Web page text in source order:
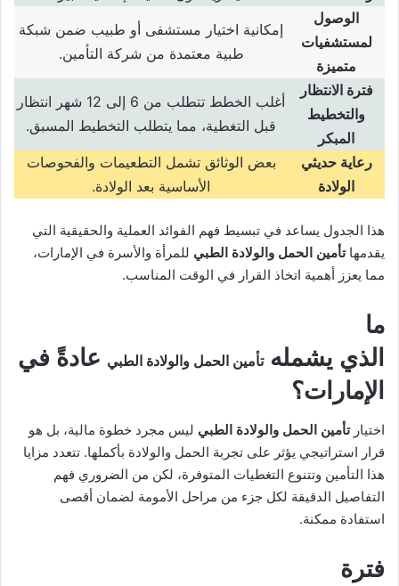
الوصول
لمستشفيات
متميزة
إمكانية اختيار مستشفى أو طبيب ضمن شبكة
طبية معتمدة من شركة التأمين.
فترة الانتظار
والتخطيط
المبكر
أغلب الخطط تتطلب من 6 إلى 12 شهر انتظار
قبل التغطية، مما يتطلب التخطيط المسبق.
رعاية حديثي
الولادة
بعض الوثائق تشمل التطعيمات والفحوصات
الأساسية بعد الولادة.
هذا الجدول يساعد في تبسيط فهم الفوائد العملية والحقيقية التي
يقدمهاتأمين الحمل والولادة الطبي للمرأة والأسرة في الإمارات،
مما يعزز أهمية اتخاذ القرار في الوقت المناسب.
ما
الذي يشملهتأمين الحمل والولادة الطبي عادةً في
الإمارات؟
اختيارتأمين الحمل والولادة الطبي ليس مجرد خطوة مالية، بل هو
قرار استراتيجي يؤثر على تجربة الحمل والولادة بأكملها. تتعدد مزايا
هذا التأمين وتتنوع التغطيات المتوفرة، لكن من الضروري فهم
التفاصيل الدقيقة لكل جزء من مراحل الأمومة لضمان أقصى
استفادة ممكنة.
فترة